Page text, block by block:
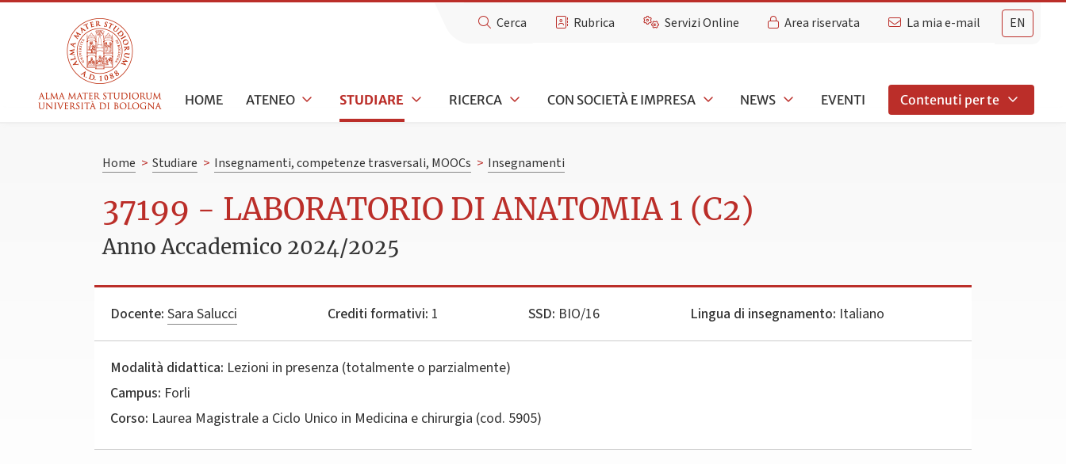
EN
Cerca Rubrica Servizi Online Area riservata La mia e-mail
HOME ATENEO STUDIARE RICERCA CON SOCIETÀ E IMPRESA NEWS EVENTI Contenuti per te
Home > Studiare > Insegnamenti, competenze trasversali, MOOCs > Insegnamenti
37199 - LABORATORIO DI ANATOMIA 1 (C2)
Anno Accademico 2024/2025
Docente: Sara Salucci Crediti formativi: 1 SSD: BIO/16 Lingua di insegnamento: Italiano
Modalità didattica: Lezioni in presenza (totalmente o parzialmente)
Campus: Forli
Corso: Laurea Magistrale a Ciclo Unico in Medicina e chirurgia (cod. 5905)